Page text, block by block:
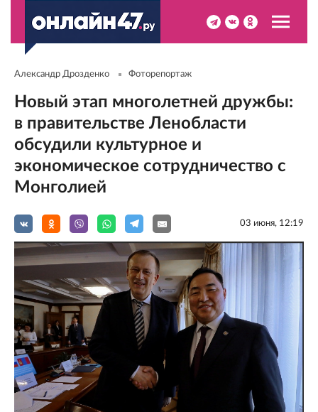
Александр Дрозденко Фоторепортаж
Новый этап многолетней дружбы:
в правительстве Ленобласти
обсудили культурное и
экономическое сотрудничество с
Монголией
03 июня, 12:19